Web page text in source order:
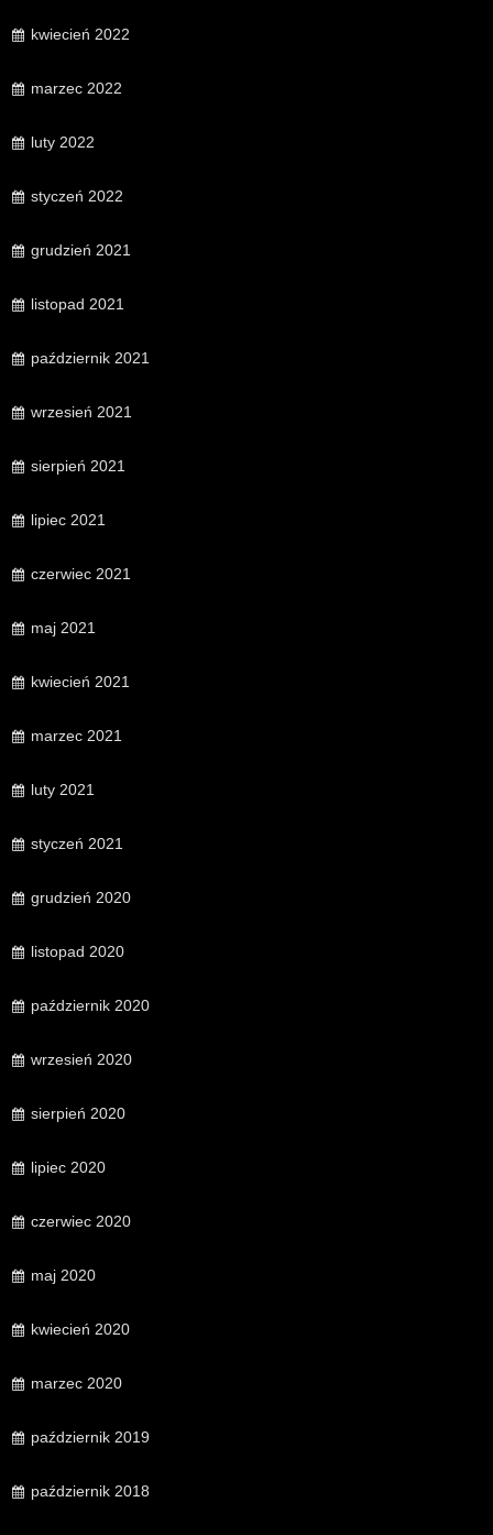
kwiecień 2022
marzec 2022
luty 2022
styczeń 2022
grudzień 2021
listopad 2021
październik 2021
wrzesień 2021
sierpień 2021
lipiec 2021
czerwiec 2021
maj 2021
kwiecień 2021
marzec 2021
luty 2021
styczeń 2021
grudzień 2020
listopad 2020
październik 2020
wrzesień 2020
sierpień 2020
lipiec 2020
czerwiec 2020
maj 2020
kwiecień 2020
marzec 2020
październik 2019
październik 2018